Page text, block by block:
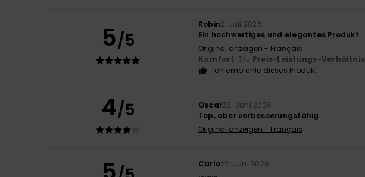
5/5
Robin2. Juli 2026
Ein hochwertiges und elegantes Produkt
Original anzeigen - Français
Komfort: 5/5 Preis-Leistungs-Verhältnis
Ich empfehle dieses Produkt
4/5 Oscar28. Juni 2026
Top, aber verbesserungsfähig
Original anzeigen - Français
Carlo22. Juni 2026
..........